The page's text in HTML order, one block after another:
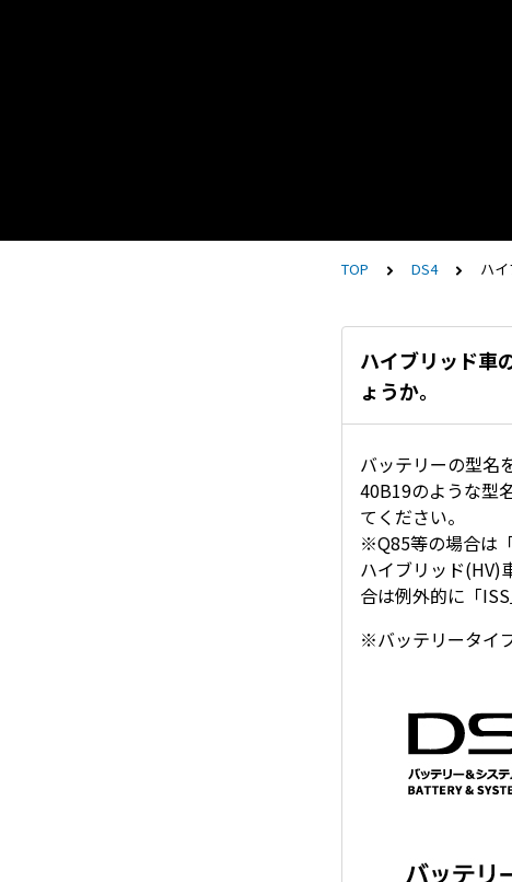
TOP DS4 ハ
ハイブリッド車
ょうか。
バッテリーの型名
40B19のような型
てください。
※Q85等の場合は
ハイブリッド(HV)
合は例外的に「
※バッテリータイ